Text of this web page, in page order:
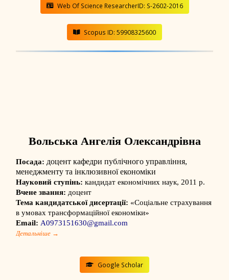
Web Of Science ResearcherID: S-2602-2016
Scopus ID: 59908325600
Вольська Ангелія Олександрівна
Посада: доцент кафедри публічного управління,
менеджменту та інклюзивної економіки
Науковий ступінь: кандидат економічних наук, 2011 р.
Вчене звання: доцент
Тема кандидатської дисертації: «Соціальне страхування
в умовах трансформаційної економіки»
Email: А0973151630@gmail.com
Детальніше →
Google Scholar